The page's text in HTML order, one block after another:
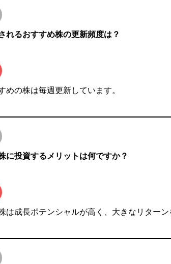
れるおすすめ株の更新頻度は？
めの株は毎週更新しています。
に投資するメリットは何ですか？
は成長ポテンシャルが高く、大きなリターン